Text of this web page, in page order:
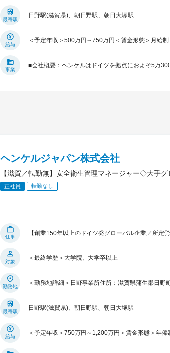
最寄駅
日野駅(滋賀県)、朝日野駅、朝日大塚駅
給与
＜予定年収＞500万円～750万円＜賃金形態＞月給
事業
■会社概要：ヘンケルはドイツを拠点におよそ5万
ヘンケルジャパン株式会社
【滋賀／転勤無】安全衛生管理マネージャー◇大手
正社員 転勤なし
仕事
【創業150年以上のドイツ発グローバル企業／所
対象
＜最終学歴＞大学院、大学卒以上
勤務地
＜勤務地詳細＞日野事業所住所：滋賀県蒲生郡日
最寄駅
日野駅(滋賀県)、朝日野駅、朝日大塚駅
給与
＜予定年収＞750万円～1,200万円＜賃金形態＞年